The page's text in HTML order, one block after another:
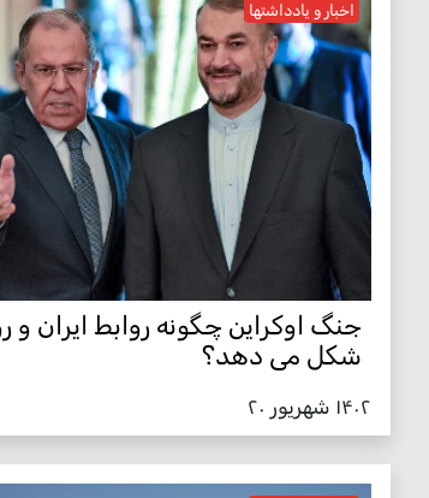
اخبار و یادداشتها
جنگ اوکراین چگونه روابط ایران و
شکل می دهد؟
۱۴۰۲ شهریور ۲۰